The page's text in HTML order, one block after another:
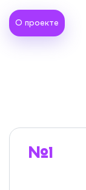
О проекте
№1